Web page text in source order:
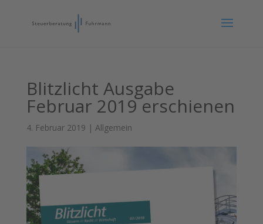
Blitzlicht Ausgabe
Februar 2019 erschienen
4. Februar 2019 | Allgemein